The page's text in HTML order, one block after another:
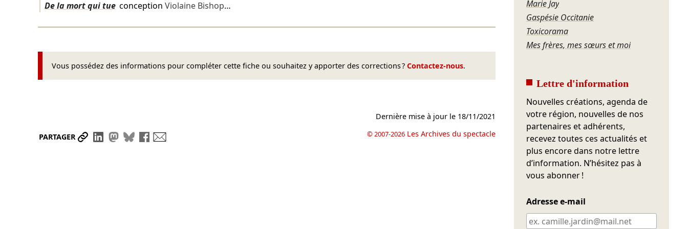
De la mort qui tue conceptionViolaine Bishop…
Vous possédez des informations pour compléter cette fiche ou souhaitez y apporter des corrections ? Contactez-nous.
PARTAGER Partager le lien
Partager sur LinkedIn
Partager sur Mastodon
Partager sur Bluesky
Partager sur Facebook
Dernière mise à jour le 18/11/2021
© 2007-2026 Les Archives du spectacle
Marie Jay
Gaspésie Occitanie
Toxicorama
Mes frères, mes sœurs et moi
Lettre d'information
Nouvelles créations, agenda de
votre région, nouvelles de nos
partenaires et adhérents,
recevez toutes ces actualités et
plus encore dans notre lettre
d’information. N’hésitez pas à
vous abonner !
Adresse e-mail